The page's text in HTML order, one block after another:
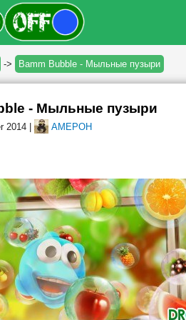
-> Bamm Bubble - Мыльные пузыри
- Мыльные пузыри
2014 | AMEPOH